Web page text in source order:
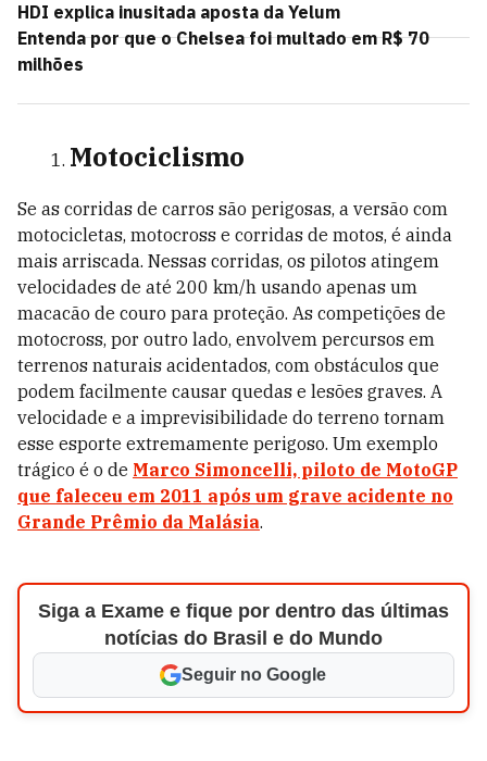
HDI explica inusitada aposta da Yelum
Entenda por que o Chelsea foi multado em R$ 70
milhões
Motociclismo
Se as corridas de carros são perigosas, a versão com
motocicletas, motocross e corridas de motos, é ainda
mais arriscada. Nessas corridas, os pilotos atingem
velocidades de até 200 km/h usando apenas um
macacão de couro para proteção. As competições de
motocross, por outro lado, envolvem percursos em
terrenos naturais acidentados, com obstáculos que
podem facilmente causar quedas e lesões graves. A
velocidade e a imprevisibilidade do terreno tornam
esse esporte extremamente perigoso. Um exemplo
trágico é o de Marco Simoncelli, piloto de MotoGP
que faleceu em 2011 após um grave acidente no
Grande Prêmio da Malásia.
Siga a Exame e fique por dentro das últimas
notícias do Brasil e do Mundo
Seguir no Google